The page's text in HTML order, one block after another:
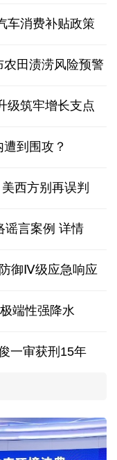
车消费补贴政策
田渍涝风险预警
级筑牢增长支点
到围攻？
西方别再误判
谣言案例 详情
御Ⅳ级应急响应
端性强降水
一审获刑15年
及全球
于较景气区间